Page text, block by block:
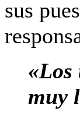
sus
«Los
muy